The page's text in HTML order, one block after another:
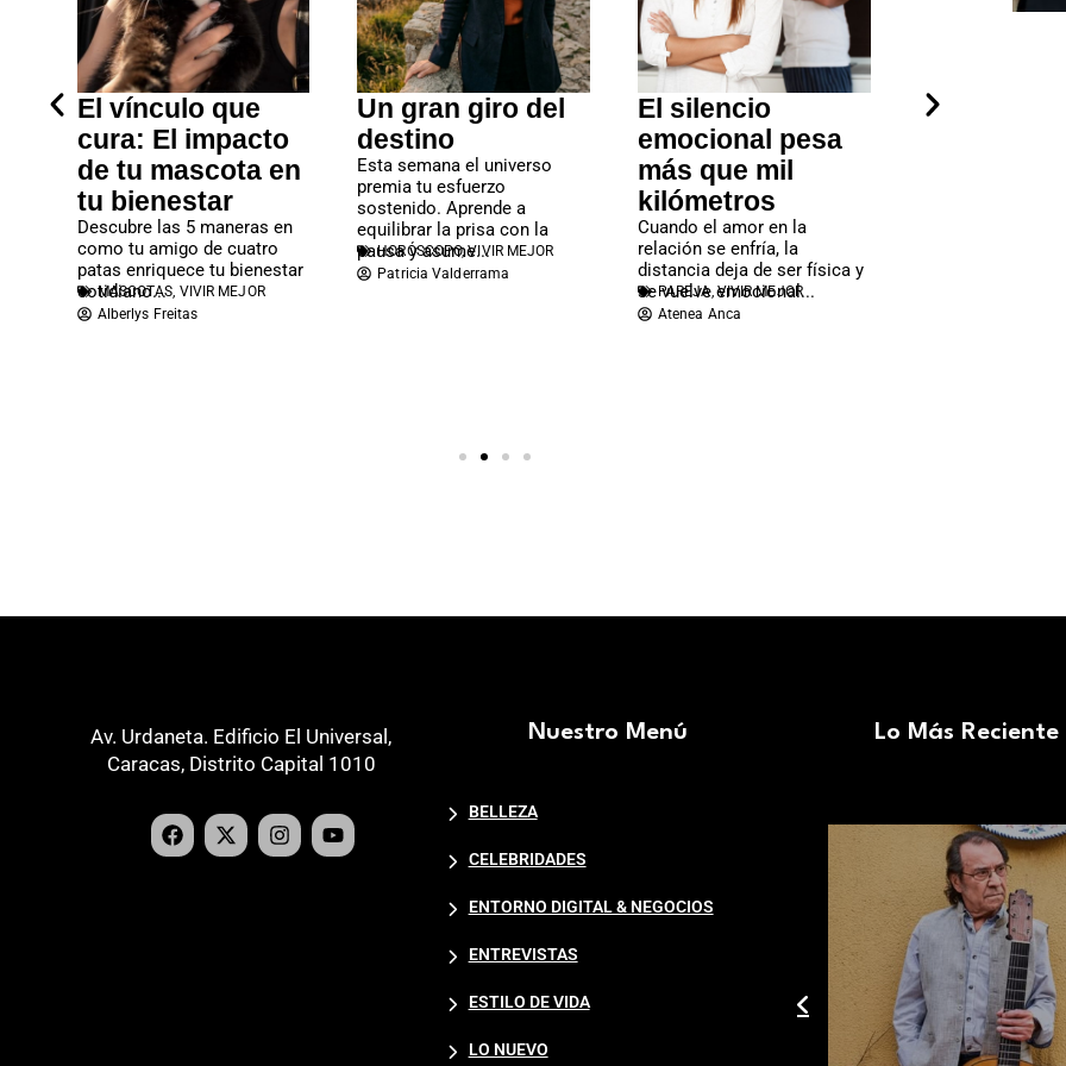
El vínculo que
cura: El impacto
de tu mascota en
tu bienestar
Descubre las 5 maneras en
como tu amigo de cuatro
patas enriquece tu bienestar
cotidiano...
MASCOTAS, VIVIR MEJOR
Alberlys Freitas
Un gran giro del
destino
Esta semana el universo
premia tu esfuerzo
sostenido. Aprende a
equilibrar la prisa con la
pausa y asume...
HORÓSCOPO,VIVIR MEJOR
Patricia Valderrama
El silencio
emocional pesa
más que mil
kilómetros
Cuando el amor en la
relación se enfría, la
distancia deja de ser física y
se vuelve emocional...
PAREJA,VIVIR MEJOR
Atenea Anca
Silencio
Av. Urdaneta. Edificio El Universal,
Caracas, Distrito Capital 1010
Nuestro Menú
BELLEZA
CELEBRIDADES
ENTORNO DIGITAL & NEGOCIOS
ENTREVISTAS
ESTILO DE VIDA
LO NUEVO
Lo Más Reciente